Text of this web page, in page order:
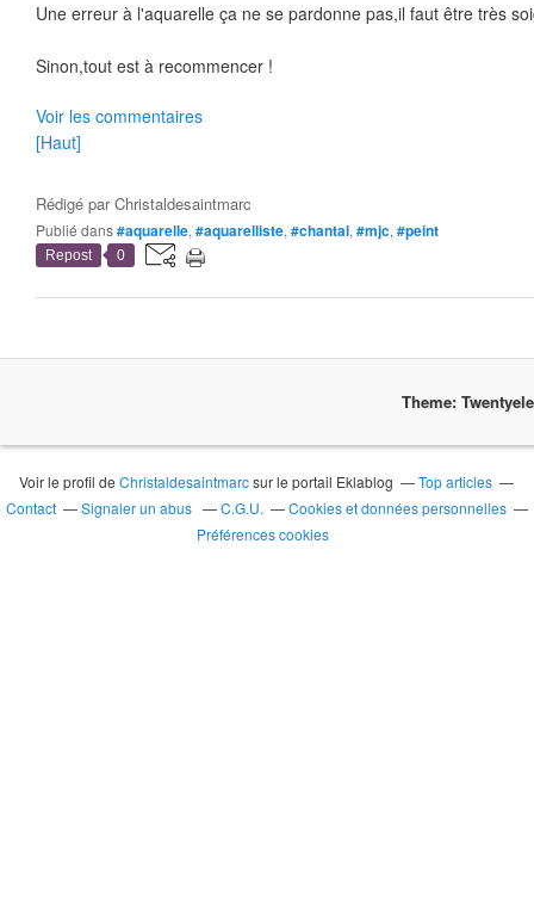
Une erreur à l'aquarelle ça ne se pardonne pas,il faut être très
Sinon,tout est à recommencer !
Voir les commentaires
[Haut]
Rédigé parChristaldesaintmarc
Publié dans#aquarelle, #aquarelliste, #chantal, #mjc, #peint
Repost 0
Theme:
Voir le profil deChristaldesaintmarcsur le portail Eklablog
Top articles
Contact
Signaler un abus C.G.U.
Cookies et données personnelles
Préférences cookies